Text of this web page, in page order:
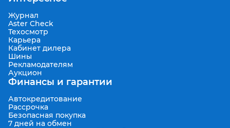
Журнал
Aster Check
Техосмотр
Карьера
Кабинет дилера
Шины
Рекламодателям
Аукцион
Финансы и гарантии
Автокредитование
Рассрочка
Безопасная покупка
7 дней на обмен